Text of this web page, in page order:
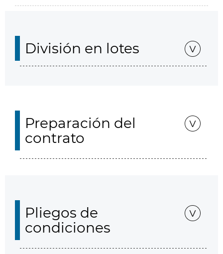
División en lotes
Preparación del
contrato
Pliegos de
condiciones